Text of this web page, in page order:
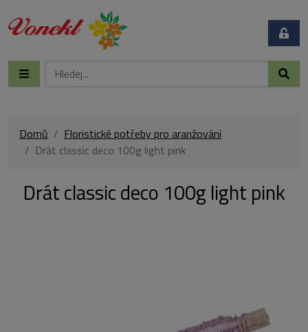
Domů
Floristické potřeby pro aranžování
Drát classic deco 100g light pink
Drát classic deco 100g light pink